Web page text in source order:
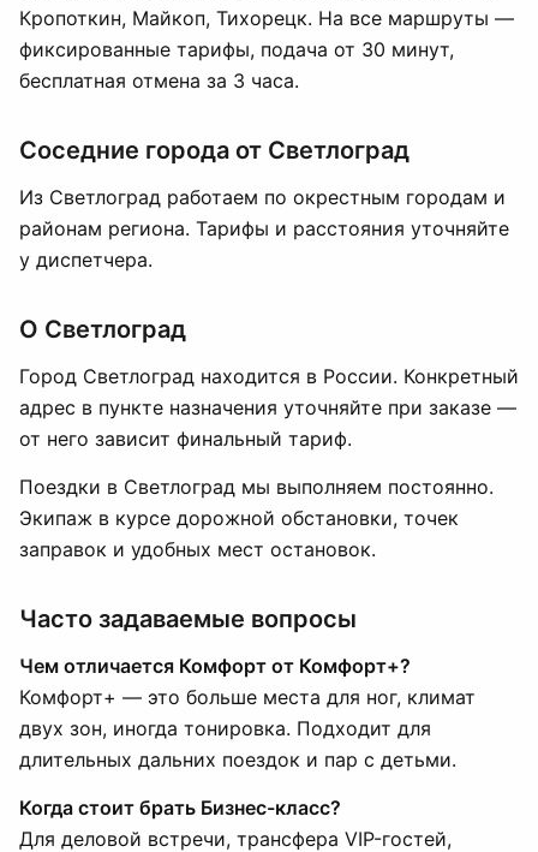
Кропоткин, Майкоп, Тихорецк. На все маршруты —
фиксированные тарифы, подача от 30 минут,
бесплатная отмена за 3 часа.
Соседние города от Светлоград
Из Светлоград работаем по окрестным городам и
районам региона. Тарифы и расстояния уточняйте
у диспетчера.
О Светлоград
Город Светлоград находится в России. Конкретный
адрес в пункте назначения уточняйте при заказе —
от него зависит финальный тариф.
Поездки в Светлоград мы выполняем постоянно.
Экипаж в курсе дорожной обстановки, точек
заправок и удобных мест остановок.
Часто задаваемые вопросы
Чем отличается Комфорт от Комфорт+?
Комфорт+ — это больше места для ног, климат
двух зон, иногда тонировка. Подходит для
длительных дальних поездок и пар с детьми.
Когда стоит брать Бизнес-класс?
Для деловой встречи, трансфера VIP-гостей,